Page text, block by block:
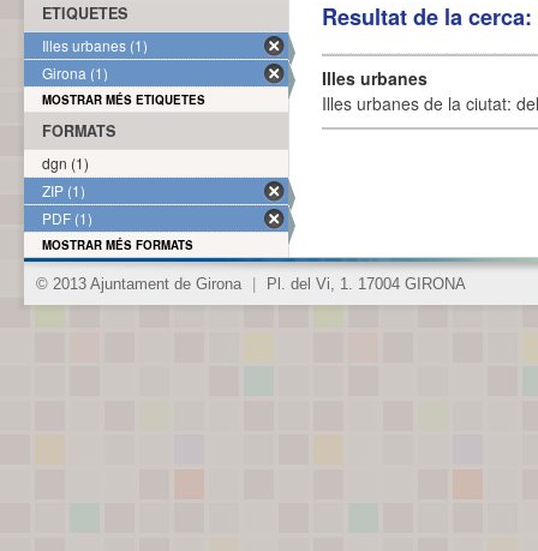
Resultat de la
Illes urbanes
Illes urbanes de la ciutat:
ETIQUETES
Illes urbanes (1)
Girona (1)
MOSTRAR MÉS ETIQUETES
FORMATS
dgn (1)
ZIP (1)
PDF (1)
MOSTRAR MÉS FORMATS
© 2013 Ajuntament de Girona Pl. del Vi, 1. 17004 GIRONA